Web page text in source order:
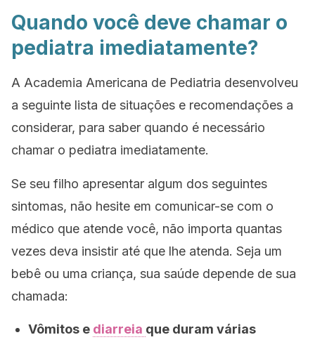
Quando você deve chamar o
pediatra imediatamente?
A Academia Americana de Pediatria desenvolveu
a seguinte lista de situações e recomendações a
considerar, para saber quando é necessário
chamar o pediatra imediatamente.
Se seu filho apresentar algum dos seguintes
sintomas, não hesite em comunicar-se com o
médico que atende você, não importa quantas
vezes deva insistir até que lhe atenda. Seja um
bebê ou uma criança, sua saúde depende de sua
chamada:
Vômitos e diarreia que duram várias